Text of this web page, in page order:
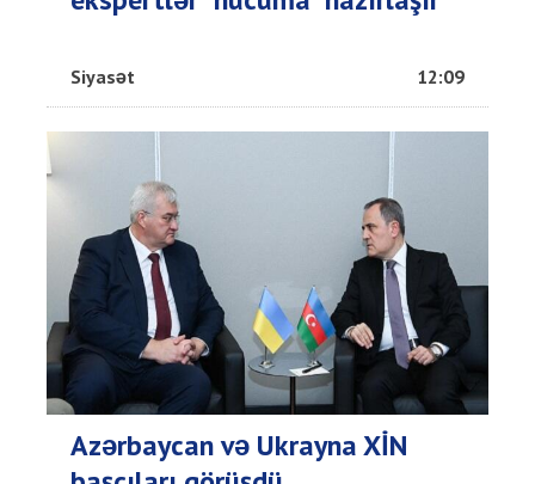
Siyasət 12:09
Azərbaycan və Ukrayna XİN